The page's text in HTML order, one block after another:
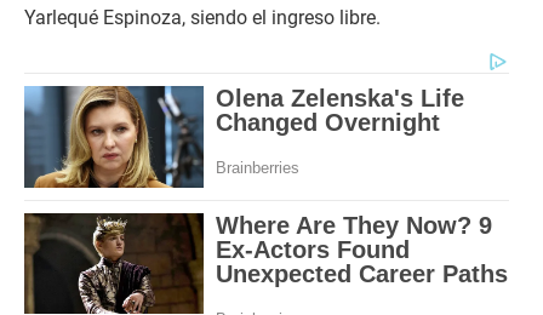
Yarlequé Espinoza, siendo el ingreso libre.